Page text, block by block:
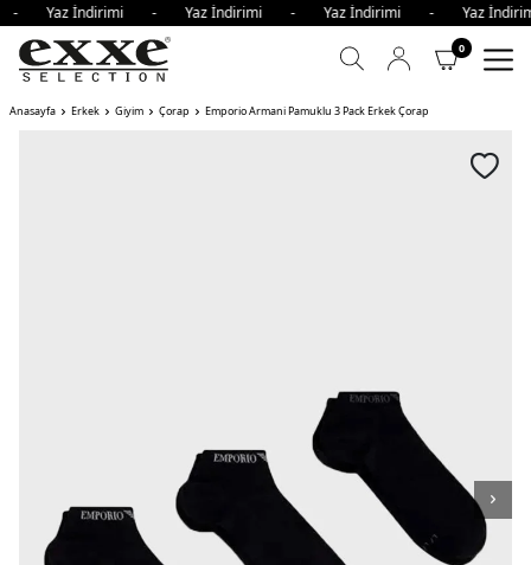
- Yaz İndirimi - Yaz İndirimi - Yaz İndirimi - Yaz
0
Anasayfa Erkek Giyim Çorap Emporio Armani Pamuklu 3 Pack Erkek Çorap